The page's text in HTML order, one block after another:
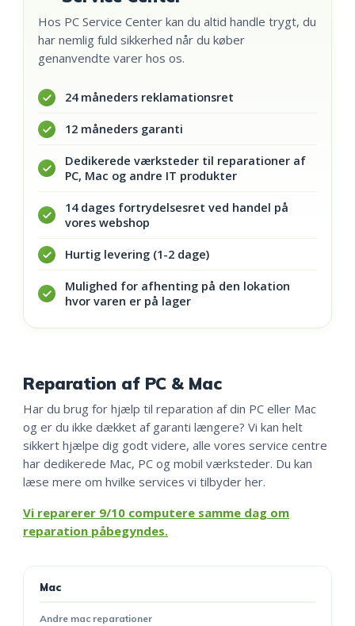
Hos PC Service Center kan du altid handle trygt, du
har nemlig fuld sikkerhed når du køber
genanvendte varer hos os.
24 måneders reklamationsret
12 måneders garanti
Dedikerede værksteder til reparationer af
PC, Mac og andre IT produkter
14 dages fortrydelsesret ved handel på
vores webshop
Hurtig levering (1-2 dage)
Mulighed for afhenting på den lokation
hvor varen er på lager
Reparation af PC & Mac
Har du brug for hjælp til reparation af din PC eller Mac
og er du ikke dækket af garanti længere? Vi kan helt
sikkert hjælpe dig godt videre, alle vores service centre
har dedikerede Mac, PC og mobil værksteder. Du kan
læse mere om hvilke services vi tilbyder her.
Vi reparerer 9/10 computere samme dag om
reparation påbegyndes.
Mac
Andre mac reparationer